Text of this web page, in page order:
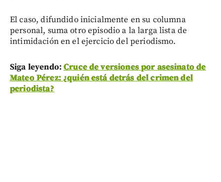
El caso, difundido inicialmente en su columna
personal, suma otro episodio a la larga lista de
intimidación en el ejercicio del periodismo.
Siga leyendo:Cruce de versiones por asesinato de
Mateo Pérez: ¿quién está detrás del crimen del
periodista?